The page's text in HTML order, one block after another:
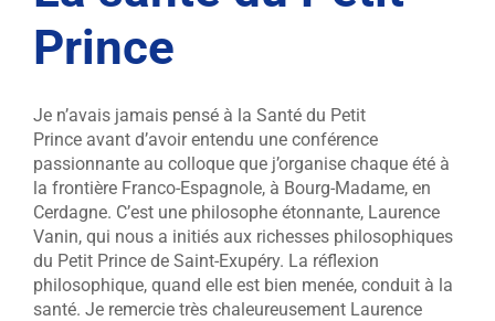
Prince
Je n’avais jamais pensé à la Santé du Petit
Prince avant d’avoir entendu une conférence
passionnante au colloque que j’organise chaque été à
la frontière Franco-Espagnole, à Bourg-Madame, en
Cerdagne. C’est une philosophe étonnante, Laurence
Vanin, qui nous a initiés aux richesses philosophiques
du Petit Prince de Saint-Exupéry. La réflexion
philosophique, quand elle est bien menée, conduit à la
santé. Je remercie très chaleureusement Laurence